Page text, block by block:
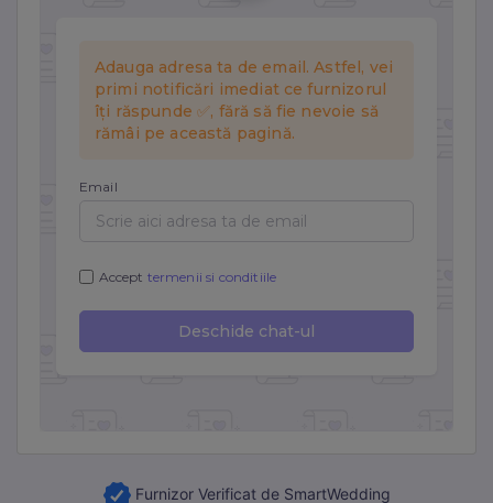
Furnizor Verificat de SmartWedding
vizitatorii pe site-uri web și a afișa reclame relevante.
Folosim Meta (Facebook) Pixel și TikTok Pixel.